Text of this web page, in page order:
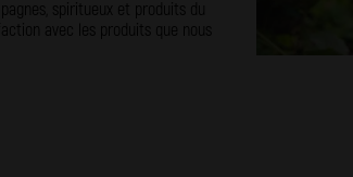
spiritueux et produits du
avec les produits que nous